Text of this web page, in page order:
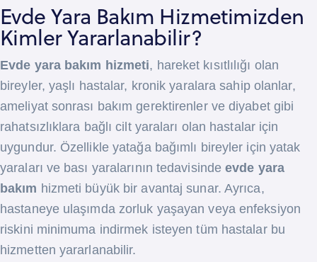
Evde Yara Bakım Hizmetimizden
Kimler Yararlanabilir?
Evde yara bakım hizmeti, hareket kısıtlılığı olan
bireyler, yaşlı hastalar, kronik yaralara sahip olanlar,
ameliyat sonrası bakım gerektirenler ve diyabet gibi
rahatsızlıklara bağlı cilt yaraları olan hastalar için
uygundur. Özellikle yatağa bağımlı bireyler için yatak
yaraları ve bası yaralarının tedavisindeevde yara
bakım hizmeti büyük bir avantaj sunar. Ayrıca,
hastaneye ulaşımda zorluk yaşayan veya enfeksiyon
riskini minimuma indirmek isteyen tüm hastalar bu
hizmetten yararlanabilir.